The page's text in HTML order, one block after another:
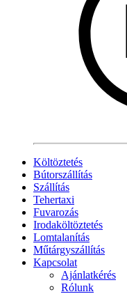
Költöztetés
Bútorszállítás
Szállítás
Tehertaxi
Fuvarozás
Irodaköltöztetés
Lomtalanítás
Műtárgyszállítás
Kapcsolat
Ajánlatkérés
Rólunk